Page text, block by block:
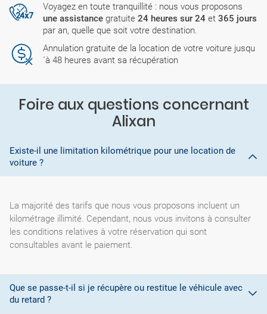
Voyagez en toute tranquillité : nous vous proposons
une assistance gratuite 24 heures sur 24 et 365 jours
par an, quelle que soit votre destination.
Annulation gratuite de la location de votre voiture jusqu
´à 48 heures avant sa récupération
Foire aux questions concernant
Alixan
Existe-il une limitation kilométrique pour une location de
voiture ?
La majorité des tarifs que nous vous proposons incluent un
kilométrage illimité. Cependant, nous vous invitons à consulter
les conditions relatives à votre réservation qui sont
consultables avant le paiement.
Que se passe-t-il si je récupère ou restitue le véhicule avec
du retard ?